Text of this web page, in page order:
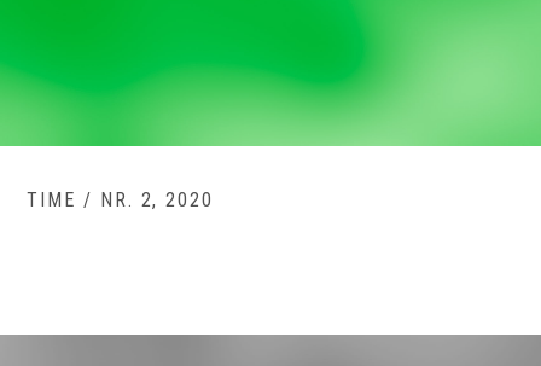
TIME / NR. 2, 2020